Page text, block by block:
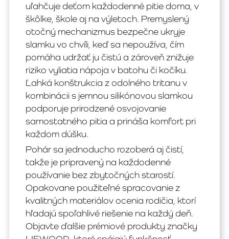
uľahčuje deťom každodenné pitie doma, v
škôlke, škole aj na výletoch. Premyslený
otočný mechanizmus bezpečne ukryje
slamku vo chvíli, keď sa nepoužíva, čím
pomáha udržať ju čistú a zároveň znižuje
riziko vyliatia nápoja v batohu či kočíku.
Ľahká konštrukcia z odolného tritanu v
kombinácii s jemnou silikónovou slamkou
podporuje prirodzené osvojovanie
samostatného pitia a prináša komfort pri
každom dúšku.
Pohár sa jednoducho rozoberá aj čistí,
takže je pripravený na každodenné
používanie bez zbytočných starostí.
Opakovane použiteľné spracovanie z
kvalitných materiálov ocenia rodičia, ktorí
hľadajú spoľahlivé riešenie na každý deň.
Objavte ďalšie prémiové produkty značky